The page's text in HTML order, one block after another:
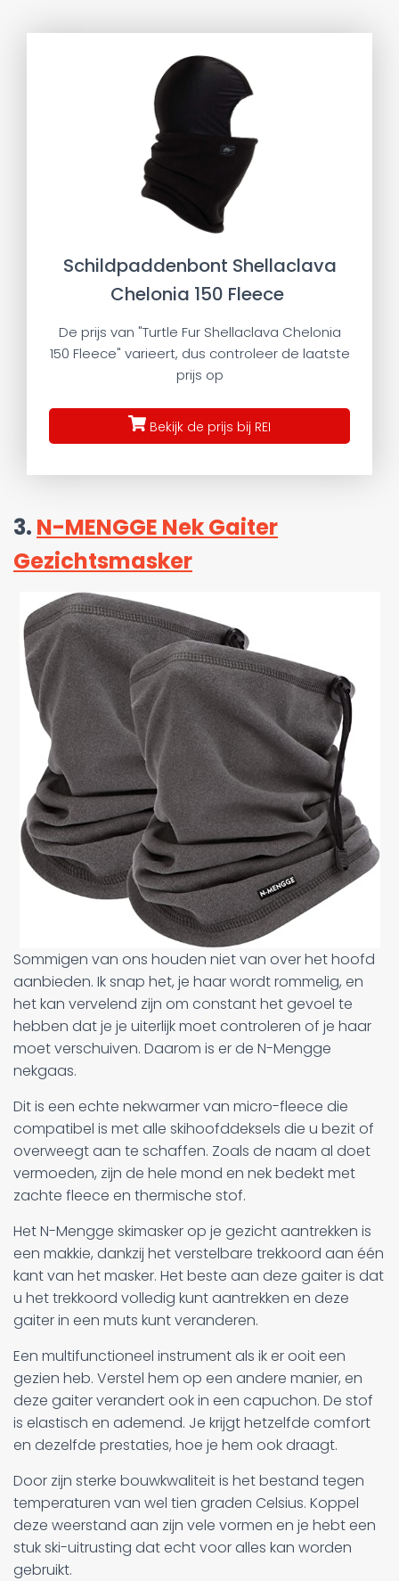
Schildpaddenbont Shellaclava
Chelonia 150 Fleece
De prijs van "Turtle Fur Shellaclava Chelonia
150 Fleece" varieert, dus controleer de laatste
prijs op
Bekijk de prijs bij REI
3. N-MENGGE Nek Gaiter
Gezichtsmasker
Sommigen van ons houden niet van over het hoofd
aanbieden. Ik snap het, je haar wordt rommelig, en
het kan vervelend zijn om constant het gevoel te
hebben dat je je uiterlijk moet controleren of je haar
moet verschuiven. Daarom is er de N-Mengge
nekgaas.
Dit is een echte nekwarmer van micro-fleece die
compatibel is met alle skihoofddeksels die u bezit of
overweegt aan te schaffen. Zoals de naam al doet
vermoeden, zijn de hele mond en nek bedekt met
zachte fleece en thermische stof.
Het N-Mengge skimasker op je gezicht aantrekken is
een makkie, dankzij het verstelbare trekkoord aan één
kant van het masker. Het beste aan deze gaiter is dat
u het trekkoord volledig kunt aantrekken en deze
gaiter in een muts kunt veranderen.
Een multifunctioneel instrument als ik er ooit een
gezien heb. Verstel hem op een andere manier, en
deze gaiter verandert ook in een capuchon. De stof
is elastisch en ademend. Je krijgt hetzelfde comfort
en dezelfde prestaties, hoe je hem ook draagt.
Door zijn sterke bouwkwaliteit is het bestand tegen
temperaturen van wel tien graden Celsius. Koppel
deze weerstand aan zijn vele vormen en je hebt een
stuk ski-uitrusting dat echt voor alles kan worden
gebruikt.